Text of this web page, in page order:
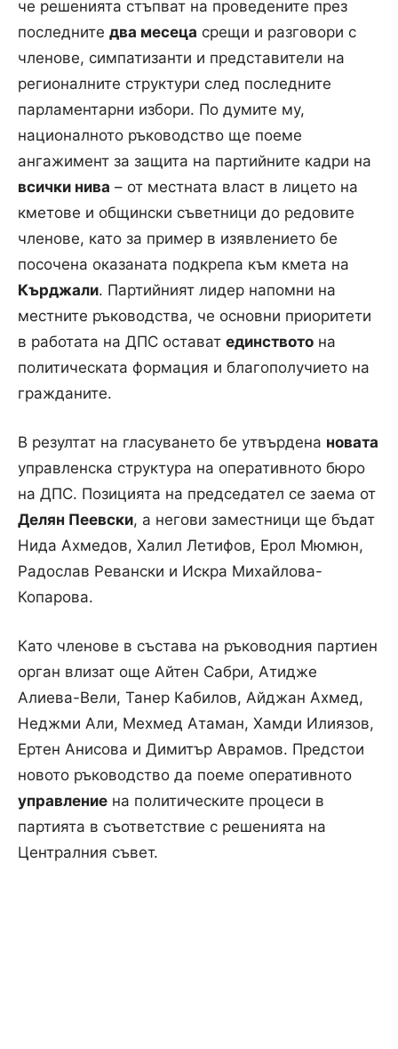
че решенията стъпват на проведените през
последните два месеца срещи и разговори с
членове, симпатизанти и представители на
регионалните структури след последните
парламентарни избори. По думите му,
националното ръководство ще поеме
ангажимент за защита на партийните кадри на
всички нива – от местната власт в лицето на
кметове и общински съветници до редовите
членове, като за пример в изявлението бе
посочена оказаната подкрепа към кмета на
Кърджали. Партийният лидер напомни на
местните ръководства, че основни приоритети
в работата на ДПС остават единството на
политическата формация и благополучието на
гражданите.
В резултат на гласуването бе утвърдена новата
управленска структура на оперативното бюро
на ДПС. Позицията на председател се заема от
Делян Пеевски, а негови заместници ще бъдат
Нида Ахмедов, Халил Летифов, Ерол Мюмюн,
Радослав Ревански и Искра Михайлова-
Копарова.
Като членове в състава на ръководния партиен
орган влизат още Айтен Сабри, Атидже
Алиева-Вели, Танер Кабилов, Айджан Ахмед,
Неджми Али, Мехмед Атаман, Хамди Илиязов,
Ертен Анисова и Димитър Аврамов. Предстои
новото ръководство да поеме оперативното
управление на политическите процеси в
партията в съответствие с решенията на
Централния съвет.